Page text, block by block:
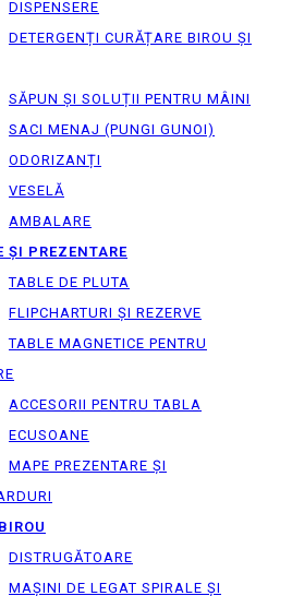
DISPENSERE
DETERGENȚI CURĂȚARE BIROU ȘI
SĂPUN ȘI SOLUȚII PENTRU MÂINI
SACI MENAJ (PUNGI GUNOI)
ODORIZANȚI
VESELĂ
AMBALARE
ȘI PREZENTARE
TABLE DE PLUTA
FLIPCHARTURI ȘI REZERVE
TABLE MAGNETICE PENTRU
ACCESORII PENTRU TABLA
ECUSOANE
MAPE PREZENTARE ȘI
DISTRUGĂTOARE
MAȘINI DE LEGAT SPIRALE ȘI